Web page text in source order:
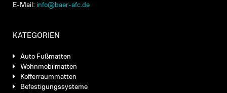
E-Mail: info@baer-afc.de
KATEGORIEN
Auto Fußmatten
Wohnmobilmatten
Kofferraummatten
Befestigungssysteme